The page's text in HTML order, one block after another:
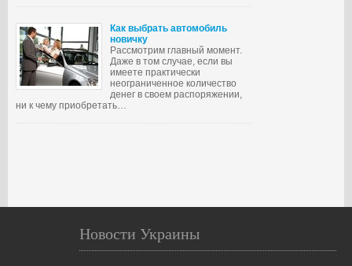
Как выбрать автомобиль
новичку
Рассмотрим главный момент.
Даже в том случае, если вы
имеете практически
неограниченное количество
денег в своем распоряжении,
ни к чему приобретать…
Новости Украины